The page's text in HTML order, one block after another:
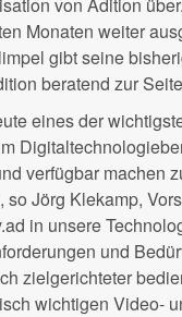
Monaten weiter
gibt seine
beratend zur
eines der
verfügbar machen
so Jörg Klekamp,
in unsere
und
zielgerichteter
wichtigen Video-